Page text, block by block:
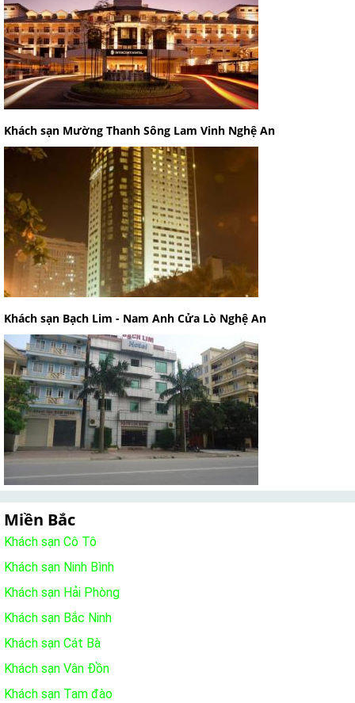
Khách sạn Mường Thanh Sông Lam Vinh Nghệ An
Khách sạn Bạch Lim - Nam Anh Cửa Lò Nghệ An
Miền Bắc
Khách sạn Cô Tô
Khách sạn Ninh Bình
Khách sạn Hải Phòng
Khách sạn Bắc Ninh
Khách sạn Cát Bà
Khách sạn Vân Đồn
Khách sạn Tam đào